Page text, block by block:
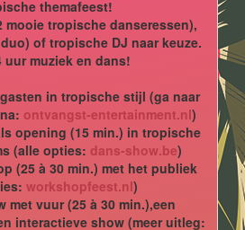
themafeest!
mooie tropische danseressen),
of tropische DJ naar keuze.
uur muziek en dans!
in tropische stijl (ga naar
ontvangst-entertainment.nl)
opening (15 min.) in tropische
(alle opties: dans-show.be)
(25 à 30 min.) met het publiek
workshopfeest.nl)
met vuur (25 à 30 min.),een
interactieve show (meer uitleg: